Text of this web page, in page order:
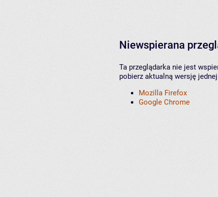
Niewspierana
Ta przeglądarka nie jest
pobierz aktualną wersję
Mozilla Firefox
Google Chrome